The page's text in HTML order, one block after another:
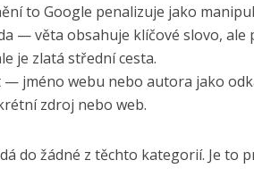
to Google penalizuje jako
— věta obsahuje klíčové slovo, ale
je zlatá střední cesta.
jméno webu nebo autora jako
zdroj nebo web.
do žádné z těchto kategorií. Je to